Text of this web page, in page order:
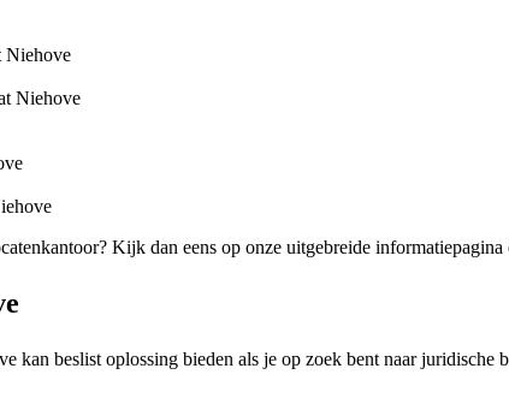
Niehove
Niehove
Kijk dan eens op onze uitgebreide informatiepagina
kan beslist oplossing bieden als je op zoek bent naar